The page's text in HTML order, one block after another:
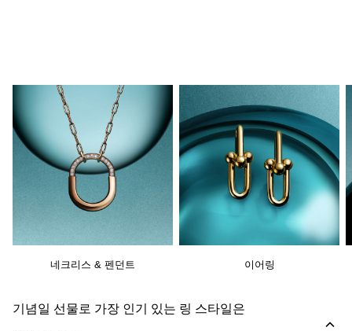
네크리스 & 펜던트 이어링
기념일 선물로 가장 인기 있는 링 스타일은